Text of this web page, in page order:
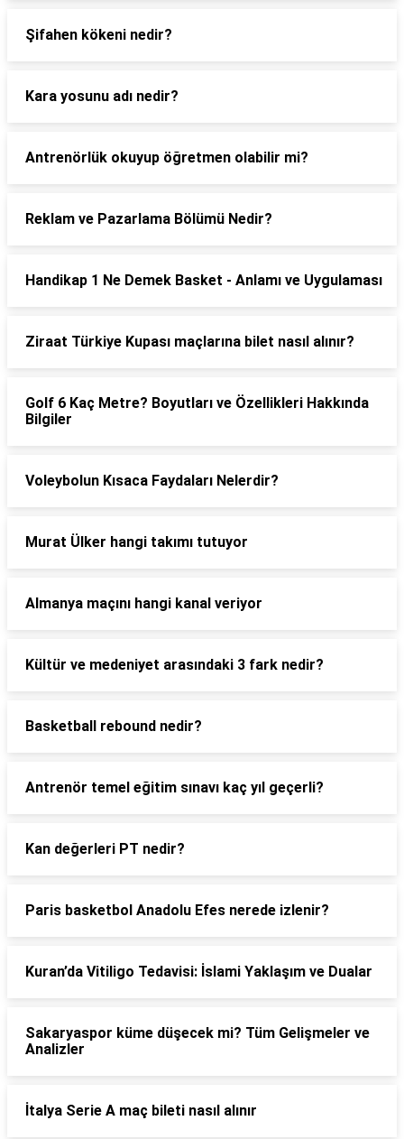
Şifahen kökeni nedir?
Kara yosunu adı nedir?
Antrenörlük okuyup öğretmen olabilir mi?
Reklam ve Pazarlama Bölümü Nedir?
Handikap 1 Ne Demek Basket - Anlamı ve Uygulaması
Ziraat Türkiye Kupası maçlarına bilet nasıl alınır?
Golf 6 Kaç Metre? Boyutları ve Özellikleri Hakkında
Bilgiler
Voleybolun Kısaca Faydaları Nelerdir?
Murat Ülker hangi takımı tutuyor
Almanya maçını hangi kanal veriyor
Kültür ve medeniyet arasındaki 3 fark nedir?
Basketball rebound nedir?
Antrenör temel eğitim sınavı kaç yıl geçerli?
Kan değerleri PT nedir?
Paris basketbol Anadolu Efes nerede izlenir?
Kuran’da Vitiligo Tedavisi: İslami Yaklaşım ve Dualar
Sakaryaspor küme düşecek mi? Tüm Gelişmeler ve
Analizler
İtalya Serie A maç bileti nasıl alınır